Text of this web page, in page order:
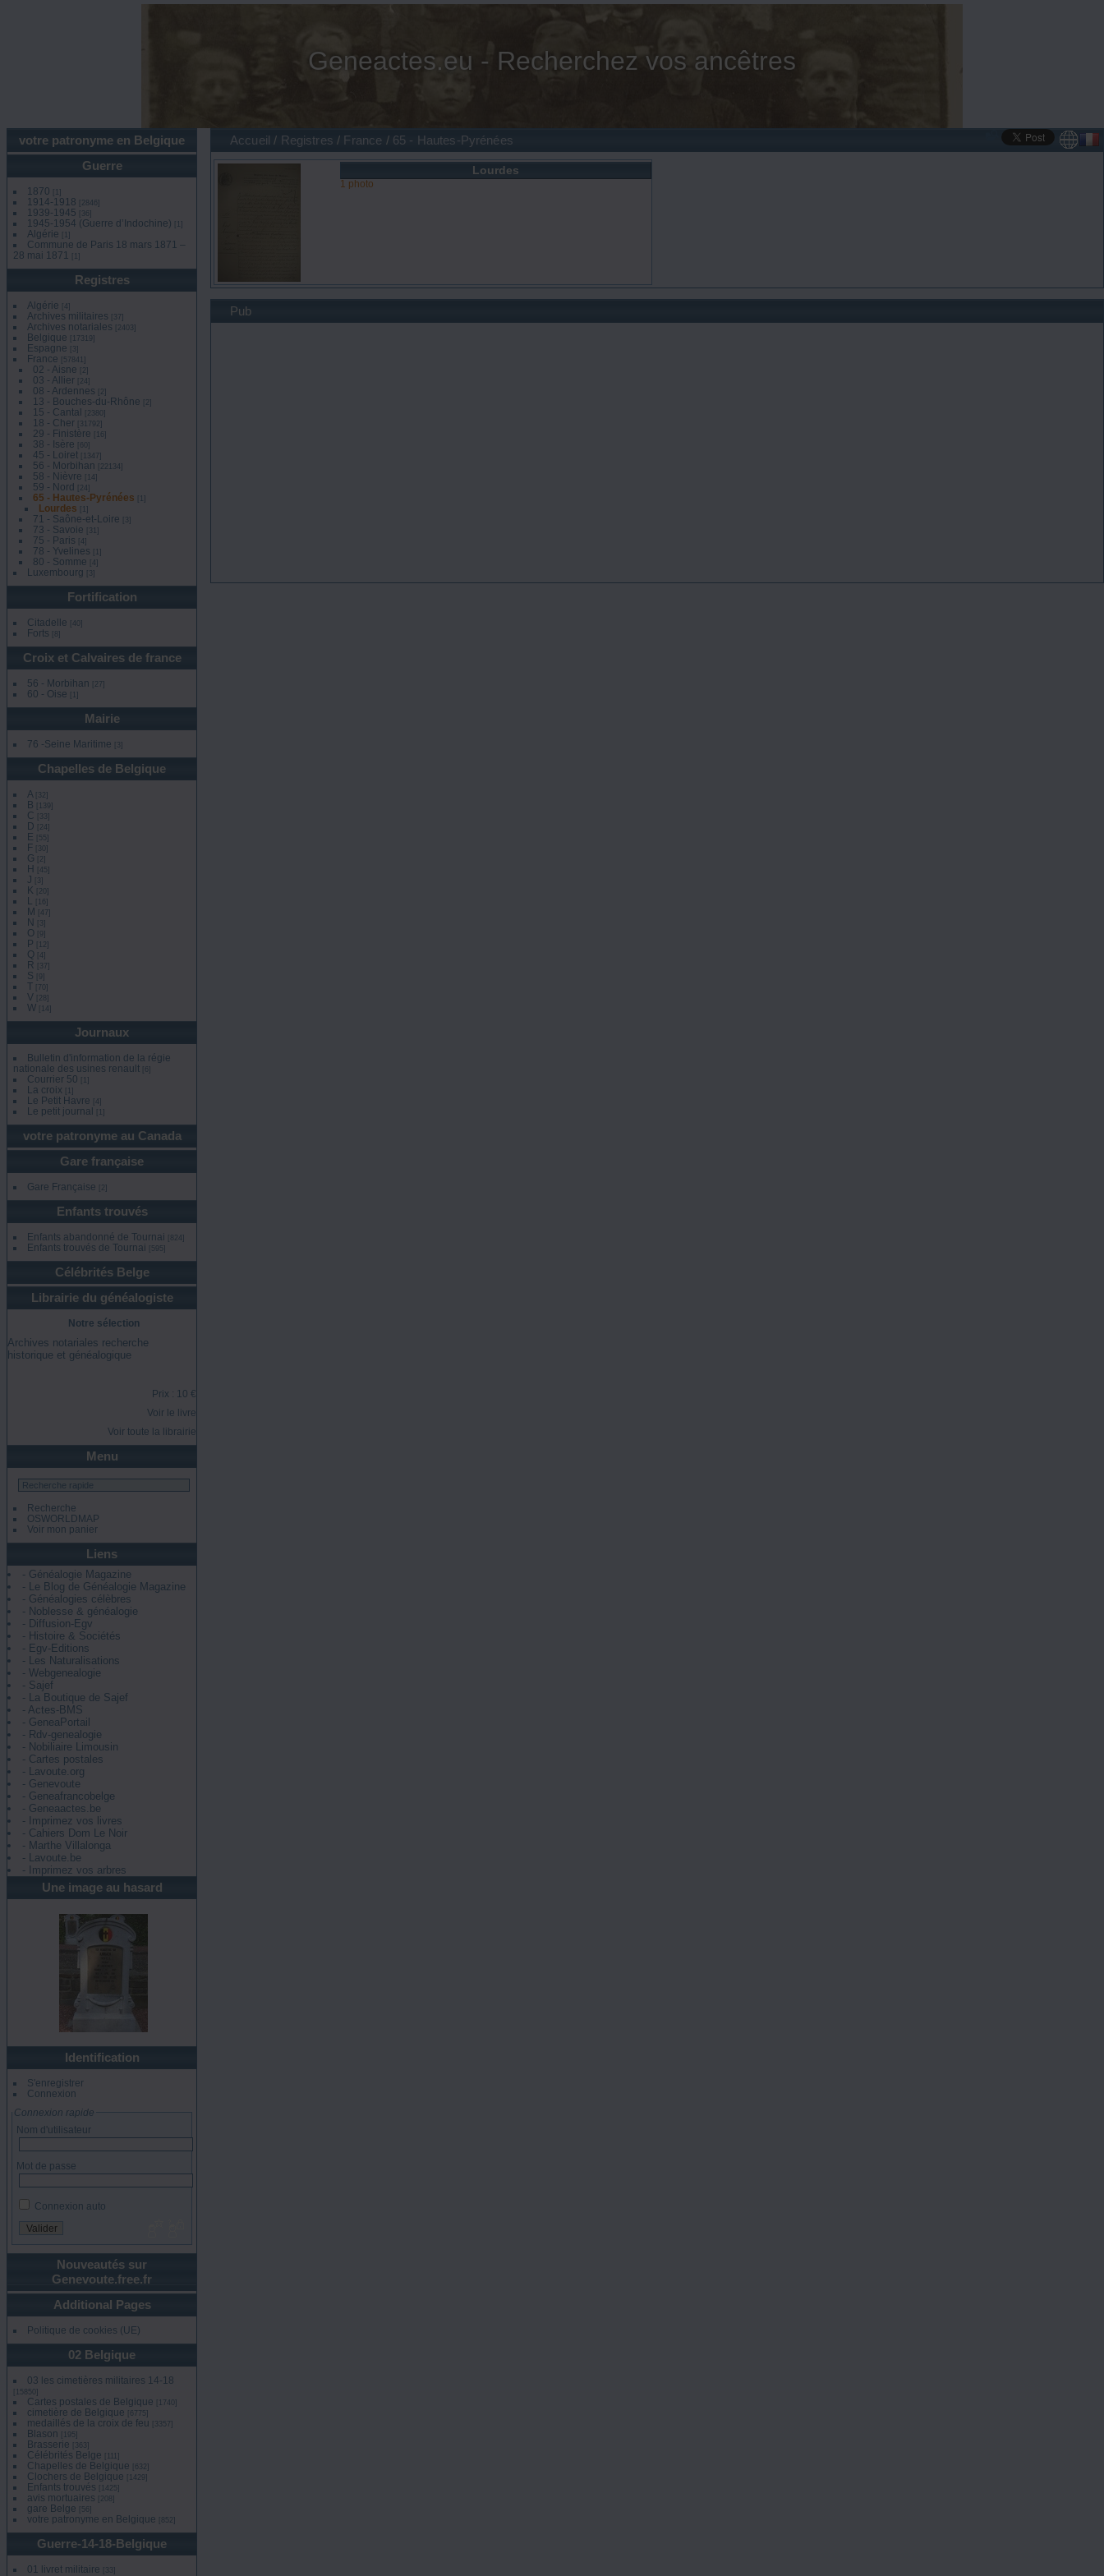
Geneactes.eu - Recherchez vos ancêtres
votre patronyme en Belgique
Guerre
1870 [1]
1914-1918 [2846]
1939-1945 [36]
1945-1954 (Guerre d’Indochine) [1]
Algérie [1]
Commune de Paris 18 mars 1871 –
28 mai 1871
[1]
Registres
Algérie [4]
Archives militaires [37]
Archives notariales [2403]
Belgique [17319]
Espagne [3]
France [57841]
02 - Aisne [2]
03 - Allier [24]
08 - Ardennes [2]
13 - Bouches-du-Rhône [2]
15 - Cantal [2380]
18 - Cher [31792]
29 - Finistère [16]
38 - Isère [60]
45 - Loiret [1347]
56 - Morbihan [22134]
58 - Nièvre [14]
59 - Nord [24]
65 - Hautes-Pyrénées [1]
Lourdes [1]
71 - Saône-et-Loire [3]
73 - Savoie [31]
75 - Paris [4]
78 - Yvelines [1]
80 - Somme [4]
Luxembourg [3]
Fortification
Citadelle [40]
Forts [8]
Croix et Calvaires de france
56 - Morbihan [27]
60 - Oise [1]
Mairie
76 -Seine Maritime [3]
Chapelles de Belgique
A [32]
B [139]
C [33]
D [24]
E [55]
F [30]
G [2]
H [45]
J [3]
K [20]
L [16]
M [47]
N [3]
O [9]
P [12]
Q [4]
R [37]
S [9]
T [70]
V [28]
W [14]
Journaux
Bulletin d'information de la régie
nationale des usines renault [6]
Courrier 50 [1]
La croix [1]
Le Petit Havre [4]
Le petit journal [1]
votre patronyme au Canada
Gare française
Gare Française [2]
Enfants trouvés
Enfants abandonné de Tournai [824]
Enfants trouvés de Tournai [595]
Célébrités Belge
Librairie du généalogiste
Notre sélection
Archives notariales recherche
historique et généalogique
Prix : 10 €
Voir le livre
Voir toute la librairie
Menu
Recherche
OSWORLDMAP
Voir mon panier
Liens
- Généalogie Magazine
- Le Blog de Généalogie Magazine
- Généalogies célèbres
- Noblesse & généalogie
- Diffusion-Egv
- Histoire & Sociétés
- Egv-Editions
- Les Naturalisations
- Webgenealogie
- Sajef
- La Boutique de Sajef
- Actes-BMS
- GeneaPortail
- Rdv-genealogie
- Nobiliaire Limousin
- Cartes postales
- Lavoute.org
- Genevoute
- Geneafrancobelge
- Geneaactes.be
- Imprimez vos livres
- Cahiers Dom Le Noir
- Marthe Villalonga
- Lavoute.be
- Imprimez vos arbres
Une image au hasard
Identification
S'enregistrer
Connexion
Connexion rapide
Nom d'utilisateur
Mot de passe
Connexion auto
Nouveautés sur
Genevoute.free.fr
Additional Pages
Politique de cookies (UE)
02 Belgique
03 les cimetières militaires 14-18
[15850]
Cartes postales de Belgique [1740]
cimetière de Belgique [6775]
medaillés de la croix de feu [3357]
Blason [195]
Brasserie [363]
Célébrités Belge [111]
Chapelles de Belgique [632]
Clochers de Belgique [1429]
Enfants trouvés [1425]
avis mortuaires [208]
gare Belge [56]
votre patronyme en Belgique [852]
Guerre-14-18-Belgique
01 livret militaire [33]
Accueil / Registres / France / 65 - Hautes-Pyrénées
Lourdes
1 photo
Pub